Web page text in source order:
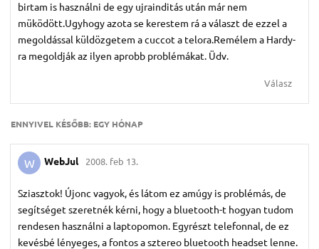
birtam is használni de egy ujrainditás után már nem
müködött.Ugyhogy azota se kerestem rá a választ de ezzel a
megoldással küldözgetem a cuccot a telora.Remélem a Hardy-
ra megoldják az ilyen aprobb problémákat. Üdv.
Válasz
ENNYIVEL KÉSŐBB: EGY HÓNAP
W WebJul 2008. feb 13.
Sziasztok! Újonc vagyok, és látom ez amúgy is problémás, de
segítséget szeretnék kérni, hogy a bluetooth-t hogyan tudom
rendesen használni a laptopomon. Egyrészt telefonnal, de ez
kevésbé lényeges, a fontos a sztereo bluetooth headset lenne.